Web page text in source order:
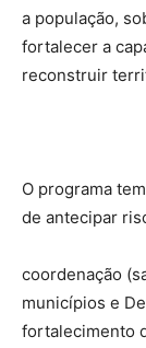
a população,
fortalecer a
reconstruir
O programa
de antecipar
coordenação
municípios e
fortalecimento